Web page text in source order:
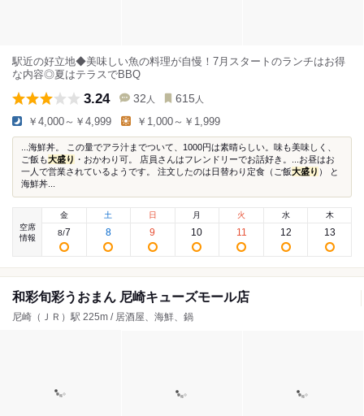
駅近の好立地◆美味しい魚の料理が自慢！7月スタートのランチはお得
な内容◎夏はテラスでBBQ
3.24 32 人 615 人
￥4,000～￥4,999 ￥1,000～￥1,999
...海鮮丼。 この量でアラ汁までついて、1000円は素晴らしい。味も美味しく、
ご飯も大盛り ・おかわり可。 店員さんはフレンドリーでお話好き。...お昼はお
一人で営業されているようです。 注文したのは日替わり定食（ご飯大盛り ） と
海鮮丼...
空席
情報
金
8/7
土
8
日
9
月
10
火
11
水
12
木
13
和彩旬彩うおまん 尼崎キューズモール店
尼崎（ＪＲ）駅 225m / 居酒屋、海鮮、鍋